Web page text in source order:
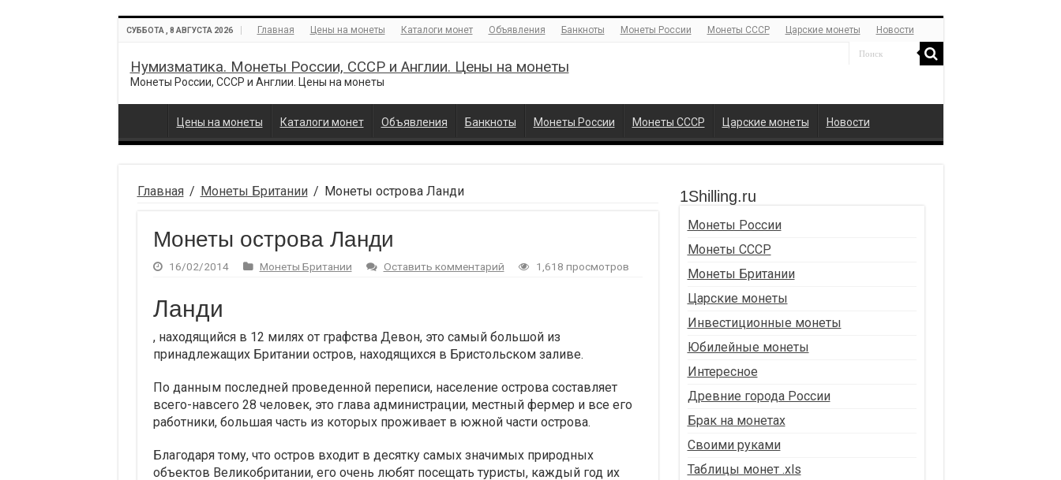
СУББОТА , 8 АВГУСТА 2026 Главная Цены на монеты Каталоги монет Объявления Банкноты Монеты России Монеты СССР Царские монеты Новости
Нумизматика. Монеты России, СССР и Англии. Цены на монеты
Монеты России, СССР и Англии. Цены на монеты
Цены на монеты Каталоги монет Объявления Банкноты Монеты России Монеты СССР Царские монеты Новости
Главная / Монеты Британии / Монеты острова Ланди
Монеты острова Ланди
16/02/2014 Монеты Британии Оставить комментарий 1,618 просмотров
Ланди
, находящийся в 12 милях от графства Девон, это самый большой из
принадлежащих Британии остров, находящихся в Бристольском заливе.
По данным последней проведенной переписи, население острова составляет
всего-навсего 28 человек, это глава администрации, местный фермер и все его
работники, большая часть из которых проживает в южной части острова.
Благодаря тому, что остров входит в десятку самых значимых природных
объектов Великобритании, его очень любят посещать туристы, каждый год их
1Shilling.ru
Монеты России
Монеты СССР
Монеты Британии
Царские монеты
Инвестиционные монеты
Юбилейные монеты
Интересное
Древние города России
Брак на монетах
Своими руками
Таблицы монет .xls